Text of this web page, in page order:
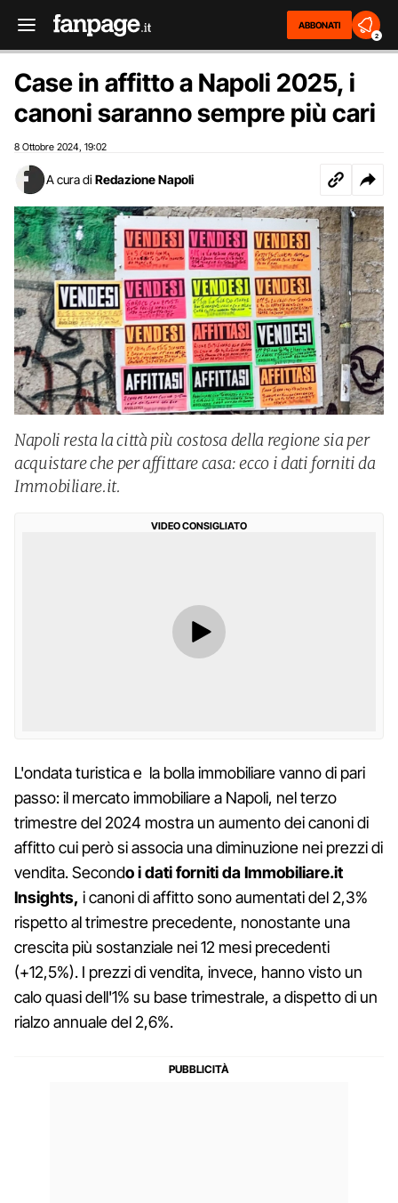
ABBONATI
2
Case in affitto a Napoli 2025, i
canoni saranno sempre più cari
8 Ottobre 2024 19:02
A cura di Redazione Napoli
Napoli resta la città più costosa della regione sia per
acquistare che per affittare casa: ecco i dati forniti da
Immobiliare.it.
VIDEO CONSIGLIATO
L'ondata turistica e la bolla immobiliare vanno di pari
passo: il mercato immobiliare a Napoli, nel terzo
trimestre del 2024 mostra un aumento dei canoni di
affitto cui però si associa una diminuzione nei prezzi di
vendita. Secondo i dati forniti da Immobiliare.it
Insights, i canoni di affitto sono aumentati del 2,3%
rispetto al trimestre precedente, nonostante una
crescita più sostanziale nei 12 mesi precedenti
(+12,5%). I prezzi di vendita, invece, hanno visto un
calo quasi dell'1% su base trimestrale, a dispetto di un
rialzo annuale del 2,6%.